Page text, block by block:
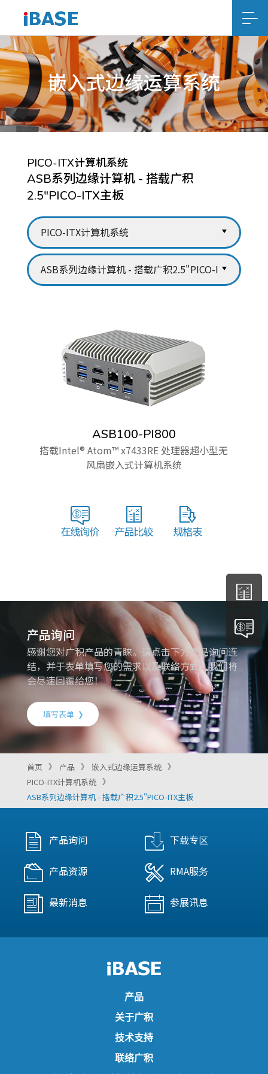
嵌入式边缘运算系统
PICO-ITX计算机系统
ASB系列边缘计算机 - 搭载广积
2.5"PICO-ITX主板
ASB100-PI800
搭载Intel® Atom™ x7433RE 处理器超小型无
风扇嵌入式计算机系统
产品询问
感谢您对广积产品的青睐。请点击下方产品询问连
结，并于表单填写您的需求以及联络方式，我们将
会尽速回覆给您！
填写表单
首页 产品
嵌入式边缘运算系统
PICO-ITX计算机系统
ASB系列边缘计算机 - 搭载广积2.5"PICO-ITX主板
产品询问 下载专区
产品资源 RMA服务
最新消息 参展讯息
产品
关于广积
技术支持
联络广积